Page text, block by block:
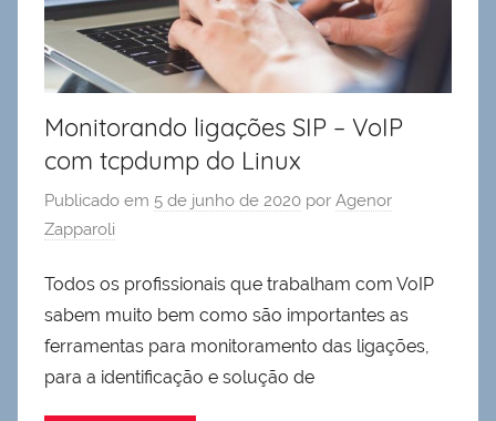
Monitorando ligações SIP – VoIP
com tcpdump do Linux
Publicado em 5 de junho de 2020 por Agenor
Zapparoli
Todos os profissionais que trabalham com VoIP
sabem muito bem como são importantes as
ferramentas para monitoramento das ligações,
para a identificação e solução de